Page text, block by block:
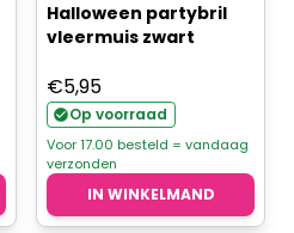
Halloween partybril
vleermuis zwart
€5,95
Op voorraad
Voor 17.00 besteld = vandaag
verzonden
IN WINKELMAND